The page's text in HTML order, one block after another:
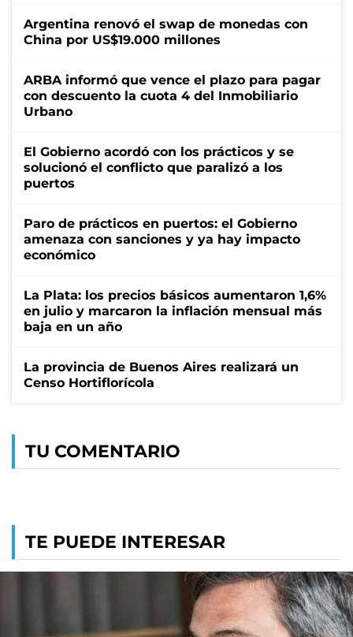
Argentina renovó el swap de monedas con
China por US$19.000 millones
ARBA informó que vence el plazo para pagar
con descuento la cuota 4 del Inmobiliario
Urbano
El Gobierno acordó con los prácticos y se
solucionó el conflicto que paralizó a los
puertos
Paro de prácticos en puertos: el Gobierno
amenaza con sanciones y ya hay impacto
económico
La Plata: los precios básicos aumentaron 1,6%
en julio y marcaron la inflación mensual más
baja en un año
La provincia de Buenos Aires realizará un
Censo Hortiflorícola
TU COMENTARIO
TE PUEDE INTERESAR